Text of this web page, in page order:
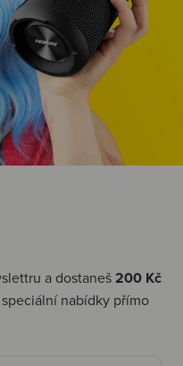
a dostaneš200 Kč
nabídky přímo